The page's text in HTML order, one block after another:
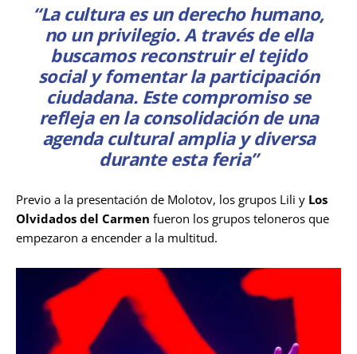
“La cultura es un derecho humano,
no un privilegio. A través de ella
buscamos reconstruir el tejido
social y fomentar la participación
ciudadana. Este compromiso se
refleja en la consolidación de una
agenda cultural amplia y diversa
durante esta feria”
Previo a la presentación de Molotov, los grupos Lili y Los
Olvidados del Carmen fueron los grupos teloneros que
empezaron a encender a la multitud.